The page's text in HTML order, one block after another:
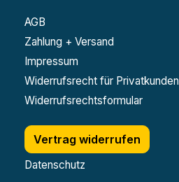
AGB
Zahlung + Versand
Impressum
Widerrufsrecht für Privatkunden
Widerrufsrechtsformular
Vertrag widerrufen
Datenschutz